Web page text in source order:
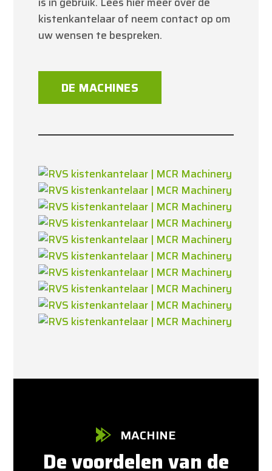
kistenkantelaar of neem contact op om
uw wensen te bespreken.
DE MACHINES
MACHINE
De voordelen van de